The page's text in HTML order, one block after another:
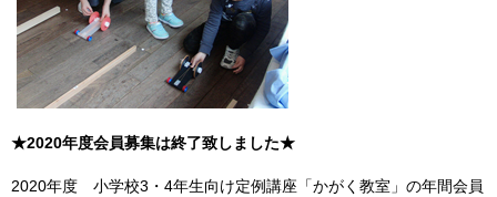
★2020年度会員募集は終了致しました★
2020年度 小学校3・4年生向け定例講座「かがく教室」の年間会員